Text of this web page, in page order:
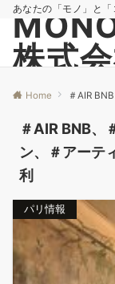
あなたの「モノ」と
株式
Home ＃AIR BNB、＃
＃AIR BNB、
ン、＃アーテ
利
パリ情報